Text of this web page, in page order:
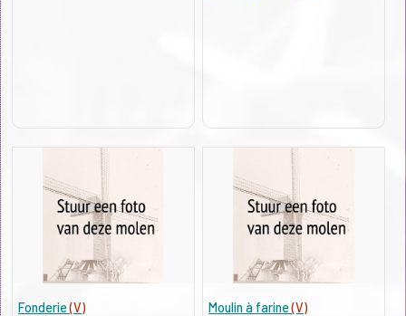
Fonderie(V)
Moulin à farine(V)